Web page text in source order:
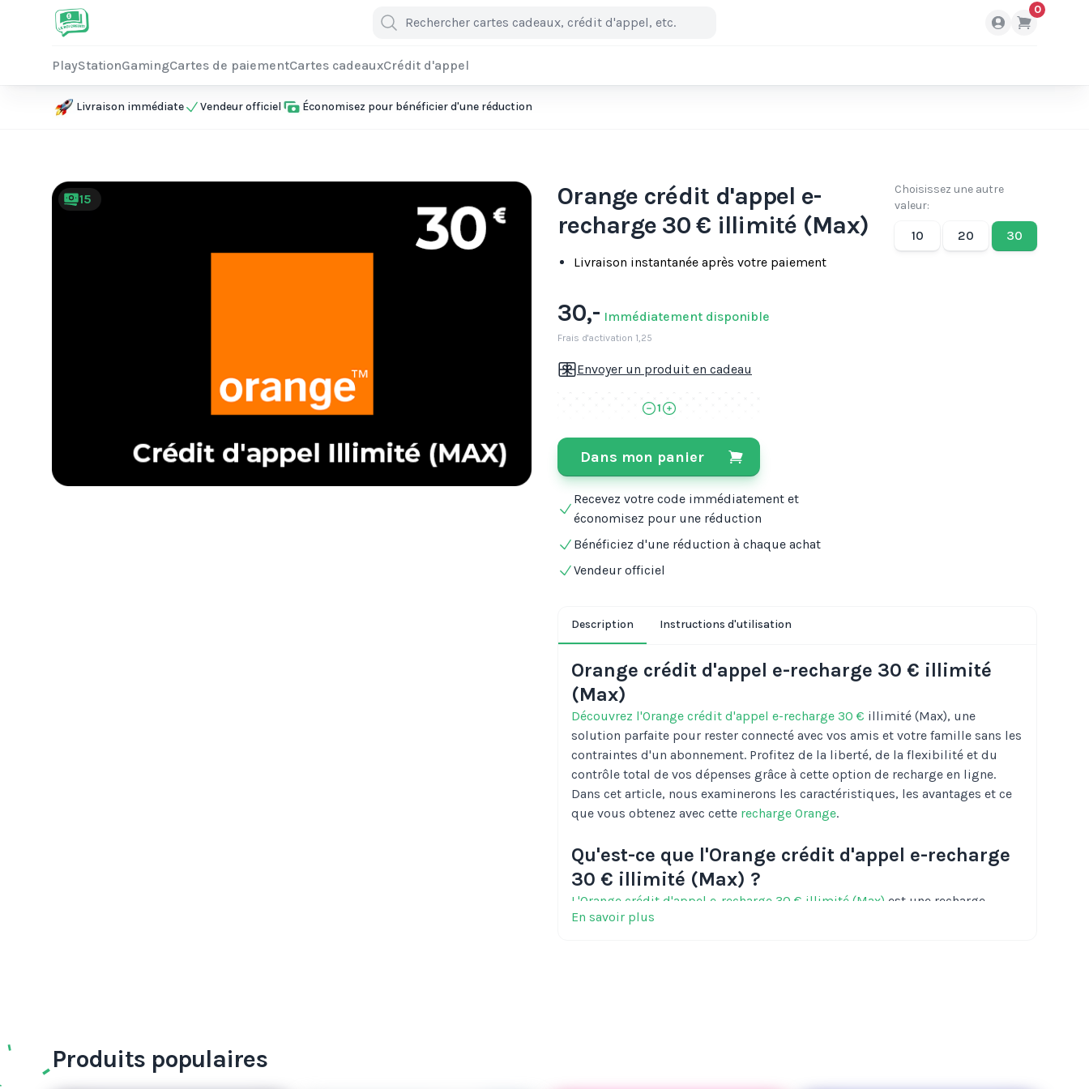
0
PlayStationGamingCartes de paiementCartes cadeauxCrédit d'appel
Livraison immédiate Vendeur officiel Économisez pour bénéficier d'une réduction
15
Orange crédit d'appel e-
recharge 30 € illimité (Max)
Livraison instantanée après votre paiement
Choisissez une autre
valeur:
10 20 30
30,- Immédiatement disponible
Frais d'activation 1,25
Envoyer un produit en cadeau
1
Dans mon panier
Recevez votre code immédiatement et
économisez pour une réduction
Bénéficiez d'une réduction à chaque achat
Vendeur officiel
Description Instructions d'utilisation
Orange crédit d'appel e-recharge 30 € illimité
(Max)
Découvrez l'Orange crédit d'appel e-recharge 30 € illimité (Max), une
solution parfaite pour rester connecté avec vos amis et votre famille sans les
contraintes d'un abonnement. Profitez de la liberté, de la flexibilité et du
contrôle total de vos dépenses grâce à cette option de recharge en ligne.
Dans cet article, nous examinerons les caractéristiques, les avantages et ce
que vous obtenez avec cette recharge Orange.
Qu'est-ce que l'Orange crédit d'appel e-recharge
30 € illimité (Max) ?
L'Orange crédit d'appel e-recharge 30 € illimité (Max) est une recharge
électronique pour les utilisateurs de téléphones mobiles Orange qui offre
caractéristiques pour vous aider à rester connecté tout en contrôlant vos
En savoir plus
Produits populaires